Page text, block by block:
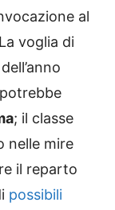
al
voglia di
; il classe
nelle mire
il reparto
possibili